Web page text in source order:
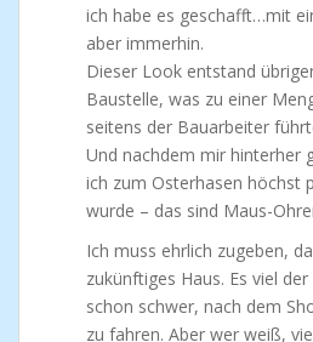
ich habe es geschafft…mit
aber immerhin.
Dieser Look entstand
Baustelle, was zu einer
seitens der Bauarbeiter
Und nachdem mir hinterher
ich zum Osterhasen höchst
wurde – das sind Maus-
Ich muss ehrlich zugeben,
zukünftiges Haus. Es viel
schon schwer, nach dem
zu fahren. Aber wer weiß,